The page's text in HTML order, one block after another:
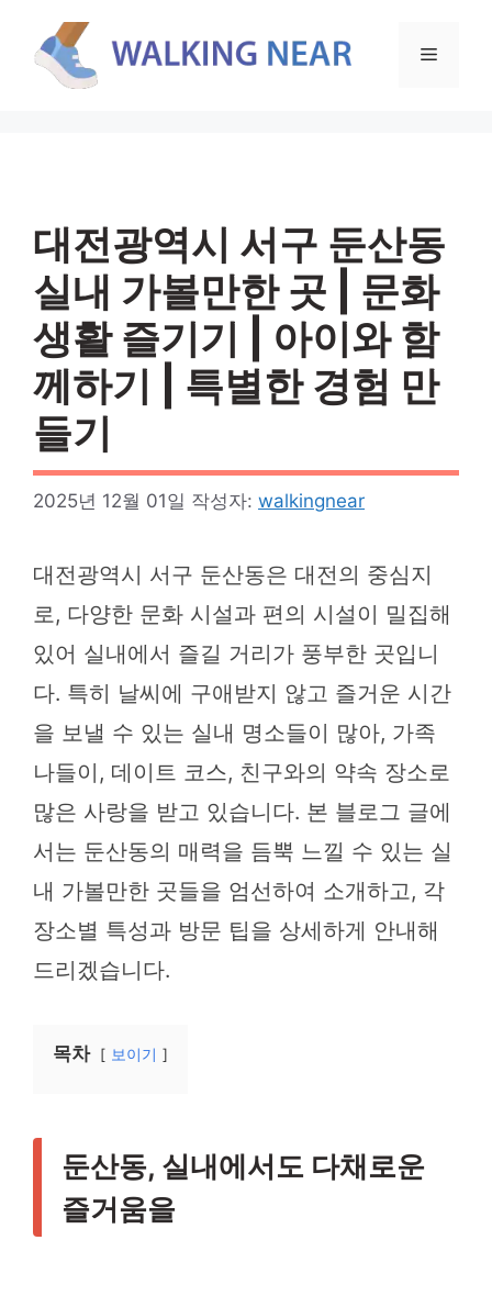
메
대전광역시 서구 둔산동
실내 가볼만한 곳 | 문화
생활 즐기기 | 아이와 함
께하기 | 특별한 경험 만
들기
2025년 12월 01일 작성자: walkingnear
대전광역시 서구 둔산동은 대전의 중심지
로, 다양한 문화 시설과 편의 시설이 밀집해
있어 실내에서 즐길 거리가 풍부한 곳입니
다. 특히 날씨에 구애받지 않고 즐거운 시간
을 보낼 수 있는 실내 명소들이 많아, 가족
나들이, 데이트 코스, 친구와의 약속 장소로
많은 사랑을 받고 있습니다. 본 블로그 글에
서는 둔산동의 매력을 듬뿍 느낄 수 있는 실
내 가볼만한 곳들을 엄선하여 소개하고, 각
장소별 특성과 방문 팁을 상세하게 안내해
드리겠습니다.
목차 보이기
둔산동, 실내에서도 다채로운
즐거움을